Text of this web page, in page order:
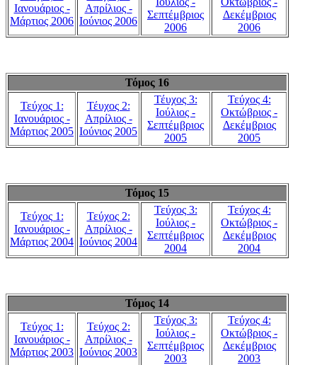
Ιανουάριος -
Μάρτιος 2006
Απρίλιος -
Ιούνιος 2006
Σεπτέμβριος
2006
Δεκέμβριος
2006
Τόμος 16
Τεύχος 1:
Ιανουάριος -
Μάρτιος 2005
Τέυχος 2:
Απρίλιος -
Ιούνιος 2005
Τέυχος 3:
Ιούλιος -
Σεπτέμβριος
2005
Τεύχος 4:
Οκτώβριος -
Δεκέμβριος
2005
Τόμος 15
Τεύχος 1:
Ιανουάριος -
Μάρτιος 2004
Τεύχος 2:
Απρίλιος -
Ιούνιος 2004
Τεύχος 3:
Ιούλιος -
Σεπτέμβριος
2004
Τεύχος 4:
Οκτώβριος -
Δεκέμβριος
2004
Τόμος 14
Τεύχος 1:
Ιανουάριος -
Μάρτιος 2003
Τεύχος 2:
Απρίλιος -
Ιούνιος 2003
Τεύχος 3:
Ιούλιος -
Σεπτέμβριος
2003
Τεύχος 4:
Οκτώβριος -
Δεκέμβριος
2003